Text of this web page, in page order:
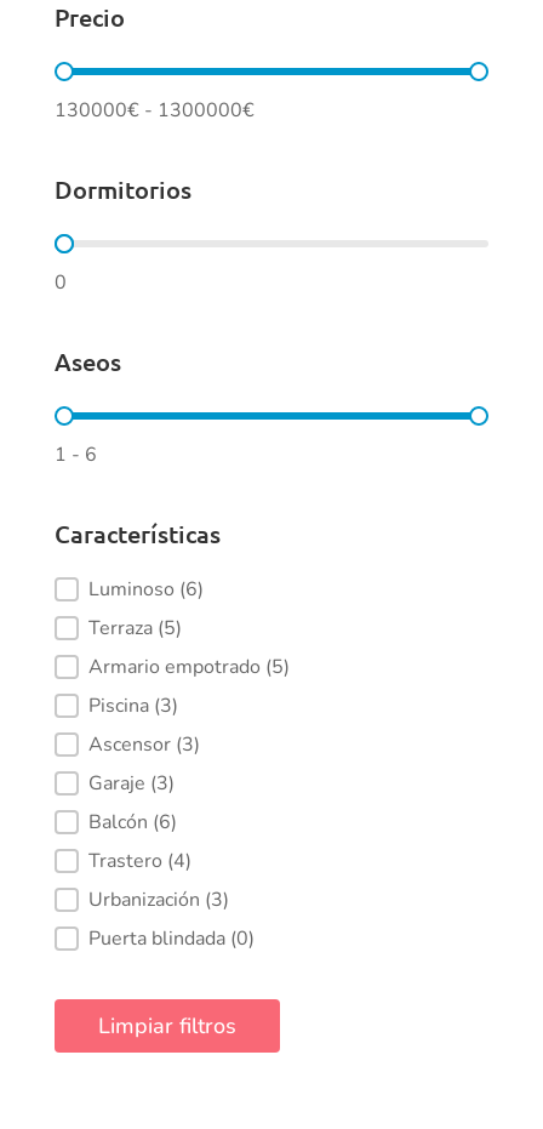
Precio
Precio
130000€ - 1300000€
Dormitorios
Dormitorios
0
Aseos
Aseos
1 - 6
Características
Características
Luminoso (6)
Terraza (5)
Armario empotrado (5)
Piscina (3)
Ascensor (3)
Garaje (3)
Balcón (6)
Trastero (4)
Urbanización (3)
Puerta blindada (0)
Limpiar filtros